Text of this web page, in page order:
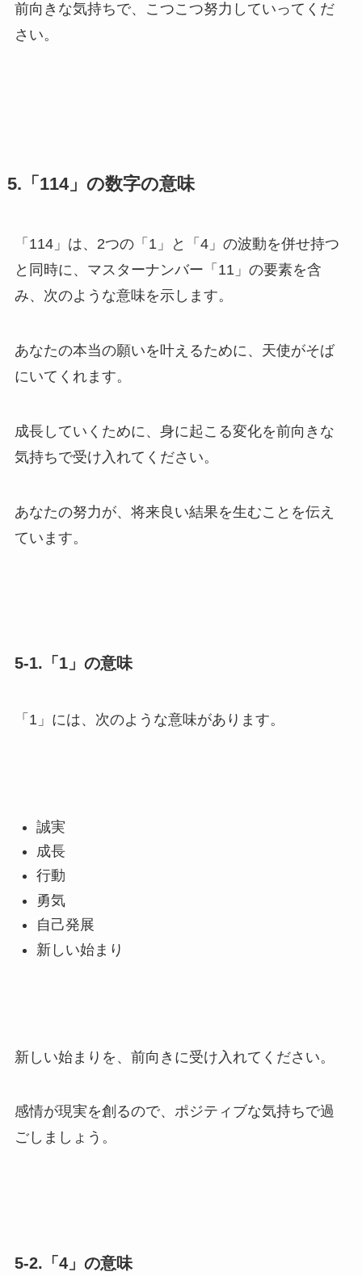
前向きな気持ちで、こつこつ努力していってくだ
さい。
5.「114」の数字の意味
「114」は、2つの「1」と「4」の波動を併せ持つ
と同時に、マスターナンバー「11」の要素を含
み、次のような意味を示します。
あなたの本当の願いを叶えるために、天使がそば
にいてくれます。
成長していくために、身に起こる変化を前向きな
気持ちで受け入れてください。
あなたの努力が、将来良い結果を生むことを伝え
ています。
5-1.「1」の意味
「1」には、次のような意味があります。
誠実
成長
行動
勇気
自己発展
新しい始まり
新しい始まりを、前向きに受け入れてください。
感情が現実を創るので、ポジティブな気持ちで過
ごしましょう。
5-2.「4」の意味